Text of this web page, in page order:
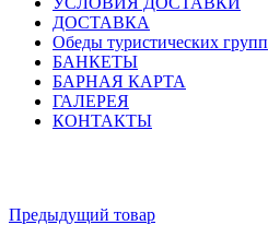
ДОСТАВКА
Обеды туристических групп
БАНКЕТЫ
БАРНАЯ КАРТА
ГАЛЕРЕЯ
КОНТАКТЫ
Предыдущий товар